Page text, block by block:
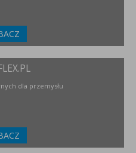
dla przemysłu